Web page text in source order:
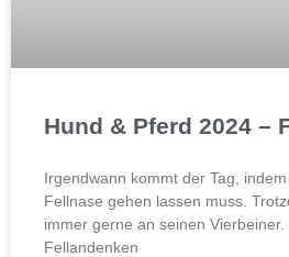
Hund & Pferd 2024 –
Irgendwann kommt der Tag,
Fellnase gehen lassen muss.
immer gerne an seinen Vierbeiner.
Fellandenken